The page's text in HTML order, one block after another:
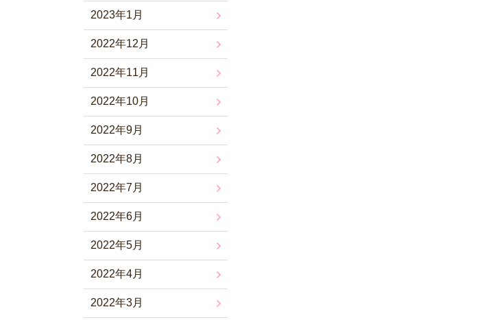
2023年1月
2022年12月
2022年11月
2022年10月
2022年9月
2022年8月
2022年7月
2022年6月
2022年5月
2022年4月
2022年3月